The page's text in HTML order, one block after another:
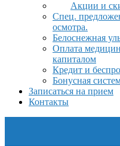
Акции и
Спец.
осмотра.
Белоснежная
Оплата
капиталом
Кредит и
Бонусная
Записаться на прием
Контакты